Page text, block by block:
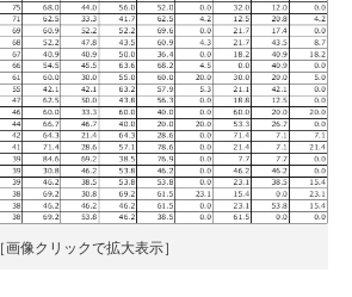
［画像クリックで拡大表示］